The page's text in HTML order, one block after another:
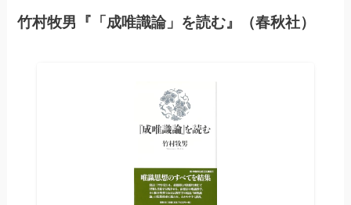
竹村牧男『「成唯識論」を読む』（春秋社）